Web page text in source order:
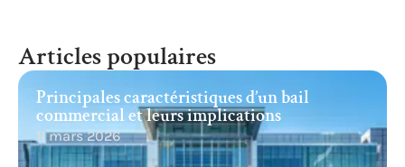
Articles populaires
Principales caractéristiques d’un bail
commercial et leurs implications
11 mars 2026